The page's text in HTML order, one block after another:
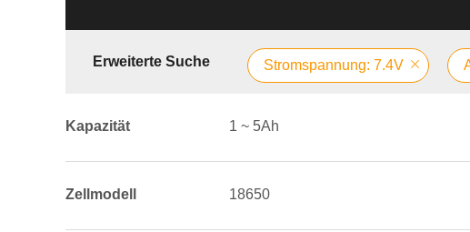
Erweiterte Suche Stromspannung: 7.4V
Kapazität 1 ~ 5Ah
Zellmodell 18650